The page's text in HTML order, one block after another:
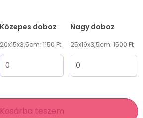
Közepes doboz
20x15x3,5cm: 1150 Ft
Nagy doboz
25x19x3,5cm: 1500 Ft
Kosárba teszem